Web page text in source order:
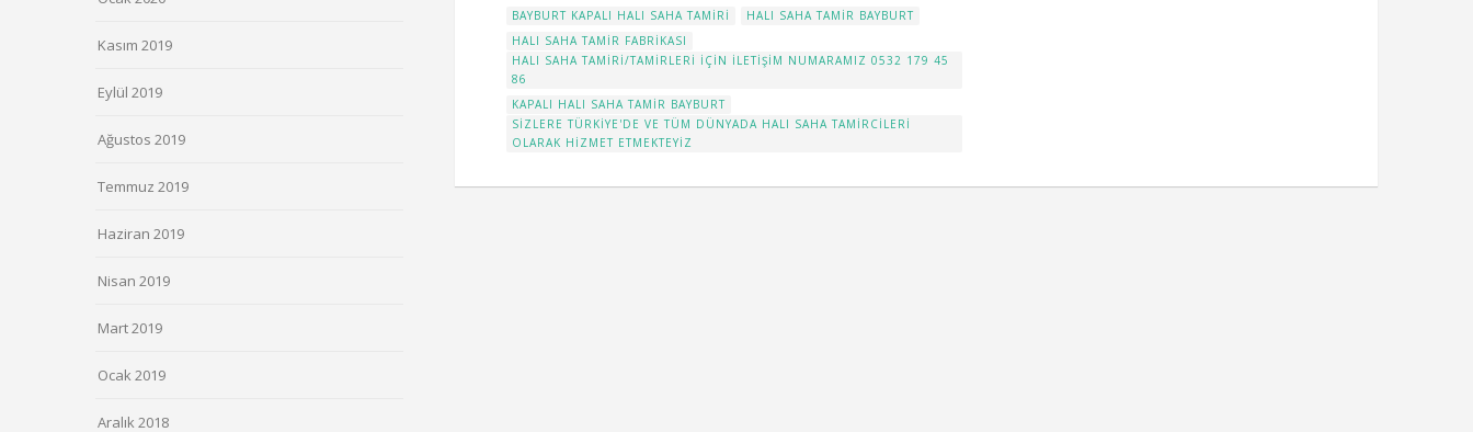
BAYBURT KAPALI HALI SAHA TAMIRI
HALI SAHA TAMIR BAYBURT
HALI SAHA TAMIR FABRIKASI
HALI SAHA TAMIRI/TAMIRLERI IÇIN ILETIŞIM NUMARAMIZ 0532 179 45
86
KAPALI HALI SAHA TAMIR BAYBURT
SIZLERE TÜRKIYE'DE VE TÜM DÜNYADA HALI SAHA TAMIRCILERI
OLARAK HIZMET ETMEKTEYIZ
Kasım 2019
Eylül 2019
Ağustos 2019
Temmuz 2019
Haziran 2019
Nisan 2019
Mart 2019
Ocak 2019
Aralık 2018